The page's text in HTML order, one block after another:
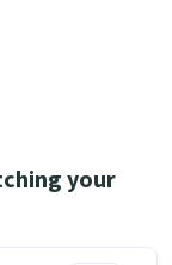
your